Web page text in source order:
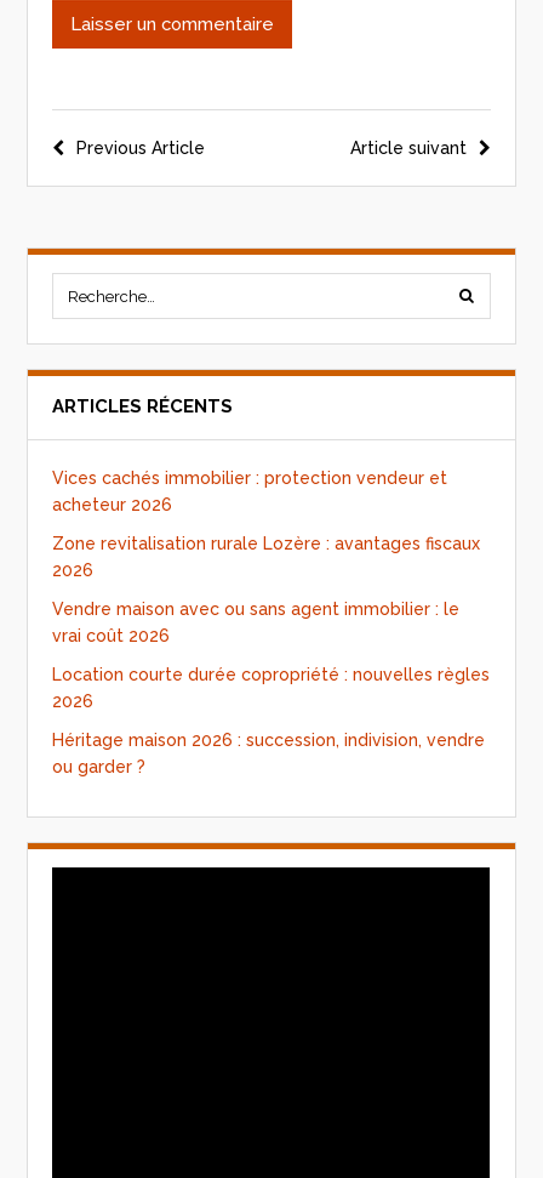
Article suivant
Previous Article
ARTICLES RÉCENTS
Vices cachés immobilier : protection vendeur et
acheteur 2026
Zone revitalisation rurale Lozère : avantages fiscaux
2026
Vendre maison avec ou sans agent immobilier : le
vrai coût 2026
Location courte durée copropriété : nouvelles règles
2026
Héritage maison 2026 : succession, indivision, vendre
ou garder ?